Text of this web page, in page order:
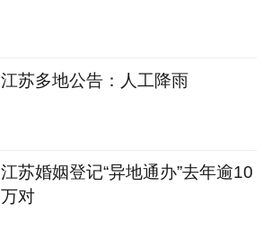
江苏多地公告：人工降雨
江苏婚姻登记“异地通办”去年逾10
万对